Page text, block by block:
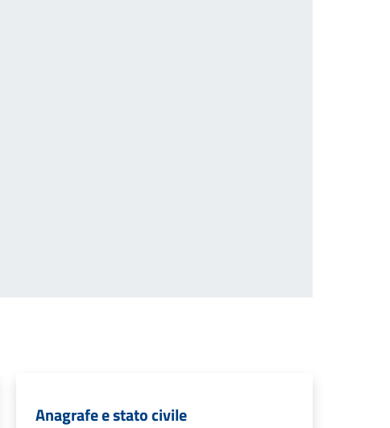
Anagrafe e stato civile